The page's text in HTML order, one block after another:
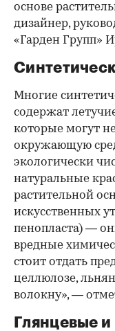
основе
дизайнер,
«Гарден Групп»
Многие
содержат
которые могут
окружающую
экологически
натуральные
растительной
искусственных
пенопласта) —
вредные
стоит отдать
целлюлозе,
волокну», —
Глянцевые